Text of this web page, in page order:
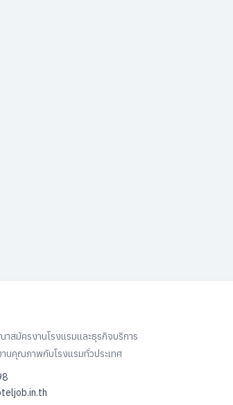
สมัครงานโรงแรมและธุรกิจบริการ
นคุณภาพกับโรงแรมทั่วประเทศ